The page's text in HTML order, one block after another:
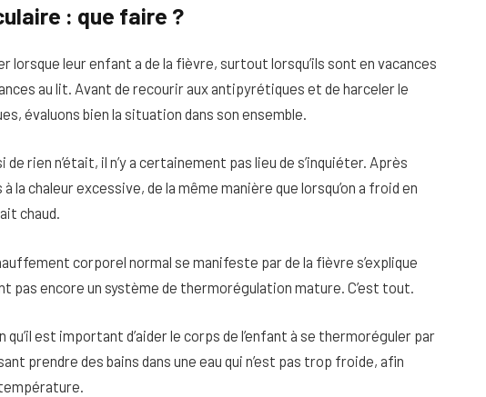
: que faire ?
lorsque leur enfant a de la fièvre, surtout lorsqu’ils sont en vacances
au lit. Avant de recourir aux antipyrétiques et de harceler le
évaluons bien la situation dans son ensemble.
rien n’était, il n’y a certainement pas lieu de s’inquiéter. Après
la chaleur excessive, de la même manière que lorsqu’on a froid en
chaud.
corporel normal se manifeste par de la fièvre s’explique
pas encore un système de thermorégulation mature. C’est tout.
est important d’aider le corps de l’enfant à se thermoréguler par
prendre des bains dans une eau qui n’est pas trop froide, afin